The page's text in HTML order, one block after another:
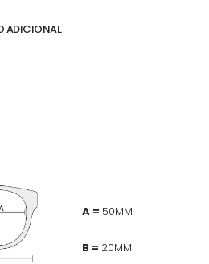
ADICIONAL
A = 50MM
B = 20MM